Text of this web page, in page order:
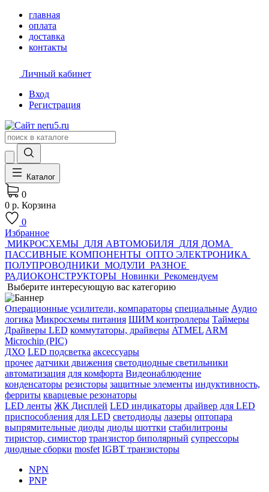
главная
оплата
доставка
контакты
Личный кабинет
Вход
Регистрация
Каталог
0
0 р. Корзина
0
Избранное
МИКРОСХЕМЫ ДЛЯ АВТОМОБИЛЯ ДЛЯ ДОМА
ПАССИВНЫЕ КОМПОНЕНТЫ ОПТО ЭЛЕКТРОНИКА
ПОЛУПРОВОДНИКИ МОДУЛИ РАЗНОЕ
РАДИОКОНСТРУКТОРЫ Новинки Рекомендуем
Выберите интересующую вас категорию
Операционные усилители, компараторы специальные Аудио
логика Микросхемы питания ШИМ контроллеры Таймеры
Драйверы LED коммутаторы, драйверы ATMEL ARM
Microchip (PIC)
ДХО LED подсветка аксессуары
прочее датчики движения светодиодные светильники
автоматизация для комфорта Видеонаблюдение
конденсаторы резисторы защитные элементы индуктивность,
ферриты кварцевые резонаторы
LED ленты ЖК Дисплей LED индикаторы драйвер для LED
приспособления для LED светодиоды лазеры оптопара
выпрямительные диоды диоды шоттки стабилитроны
тиристор, симистор транзистор биполярный супрессоры
диодные сборки mosfet IGBT транзисторы
NPN
PNP